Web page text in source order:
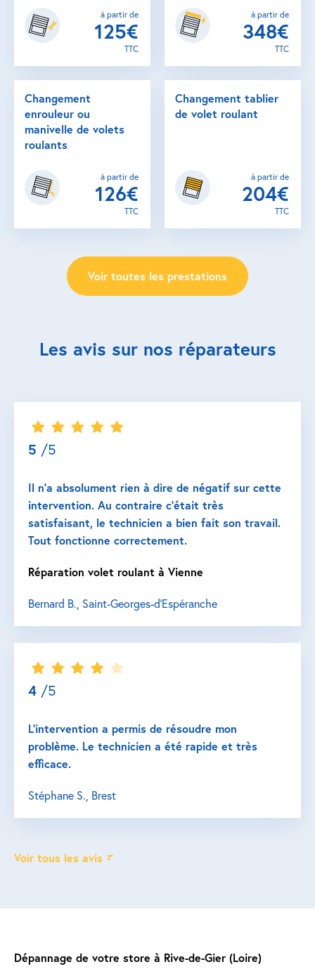
Dépannage de votre store à Rive-de-Gier (Loire)
à partir de
125€
TTC
à partir de
348€
TTC
Changement
enrouleur ou
manivelle de volets
roulants
à partir de
126€
TTC
Changement tablier
de volet roulant
à partir de
204€
TTC
Voir toutes les prestations
Les avis sur nos réparateurs
5 /5
Il n’a absolument rien à dire de négatif sur cette
intervention. Au contraire c’était très
satisfaisant, le technicien a bien fait son travail.
Tout fonctionne correctement.
Réparation volet roulant à Vienne
Bernard B., Saint-Georges-d'Espéranche
4 /5
L’intervention a permis de résoudre mon
problème. Le technicien a été rapide et très
efficace.
Stéphane S., Brest
Voir tous les avis